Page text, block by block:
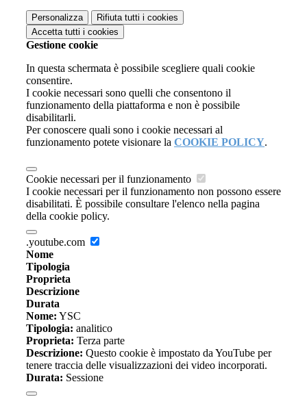
Personalizza Rifiuta tutti i cookies
Accetta tutti i cookies
Gestione cookie
In questa schermata è possibile scegliere quali cookie
consentire.
I cookie necessari sono quelli che consentono il
funzionamento della piattaforma e non è possibile
disabilitarli.
Per conoscere quali sono i cookie necessari al
funzionamento potete visionare la COOKIE POLICY.
Cookie necessari per il funzionamento
I cookie necessari per il funzionamento non possono essere
disabilitati. È possibile consultare l'elenco nella pagina
della cookie policy.
.youtube.com
Nome
Tipologia
Proprieta
Descrizione
Durata
Nome: YSC
Tipologia: analitico
Proprieta: Terza parte
Descrizione: Questo cookie è impostato da YouTube per
tenere traccia delle visualizzazioni dei video incorporati.
Durata: Sessione